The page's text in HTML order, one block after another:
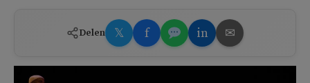
Delen 𝕏 f in ✉